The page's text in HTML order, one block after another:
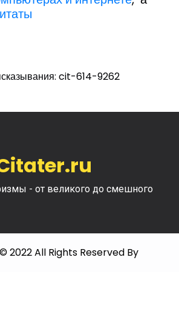
cit-614-9262
- от великого до смешного
2022 All Rights Reserved By